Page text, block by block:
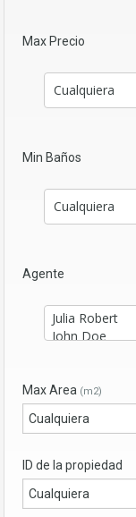
Max Precio
Min Baños
Agente
Max Area (m2)
ID de la propiedad